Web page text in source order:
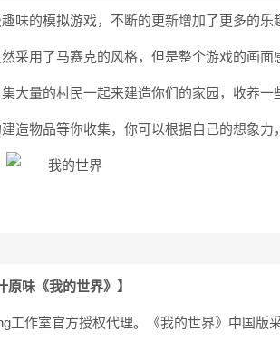
味的模拟游戏，不断的更新增加了更多的乐
采用了马赛克的风格，但是整个游戏的画面
大量的村民一起来建造你们的家园，收养一
造物品等你收集，你可以根据自己的想象力
原味《我的世界》】
工作室官方授权代理。《我的世界》中国